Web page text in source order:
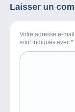
Laisser un
Votre adresse e-
sont indiqués avec *